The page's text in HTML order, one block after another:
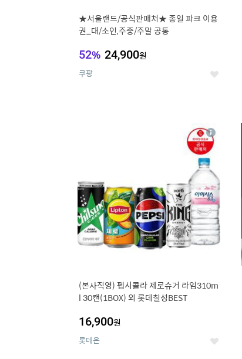
★서울랜드/공식판매처★ 종일 파크 이용
권_대/소인,주중/주말 공통
52% 24,900원
쿠팡 좋
(본사직영) 펩시콜라 제로슈거 라임310m
l 30캔(1BOX) 외 롯데칠성BEST
16,900원
롯데온 좋
상
세